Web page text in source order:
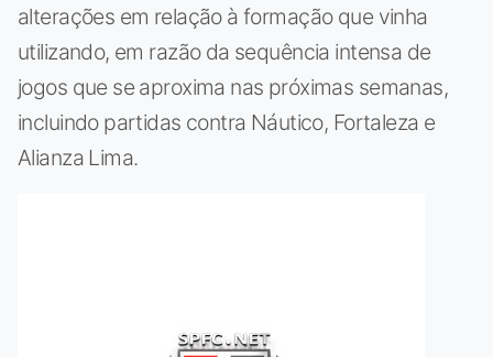
alterações em relação à formação que vinha
utilizando, em razão da sequência intensa de
jogos que se aproxima nas próximas semanas,
incluindo partidas contra Náutico, Fortaleza e
Alianza Lima.